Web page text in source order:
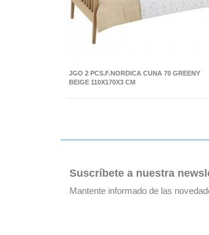
JGO 2 PCS.F.NORDICA CUNA 70 GREENY
BEIGE 110X170X3 CM
Suscríbete a nuestra
Mantente informado de las